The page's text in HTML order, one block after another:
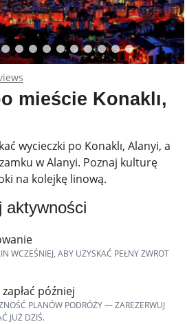
mieście Konaklı,
wycieczki po Konaklı, Alanyi, a
w Alanyi. Poznaj kulturę
na kolejkę linową.
aktywności
WCZEŚNIEJ, ABY UZYSKAĆ PEŁNY ZWROT
później
PLANÓW PODRÓŻY — ZAREZERWUJ
JUŻ DZIŚ.